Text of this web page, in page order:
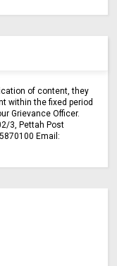
of content, they
within the fixed period
Grievance Officer.
3, Pettah Post
Email: